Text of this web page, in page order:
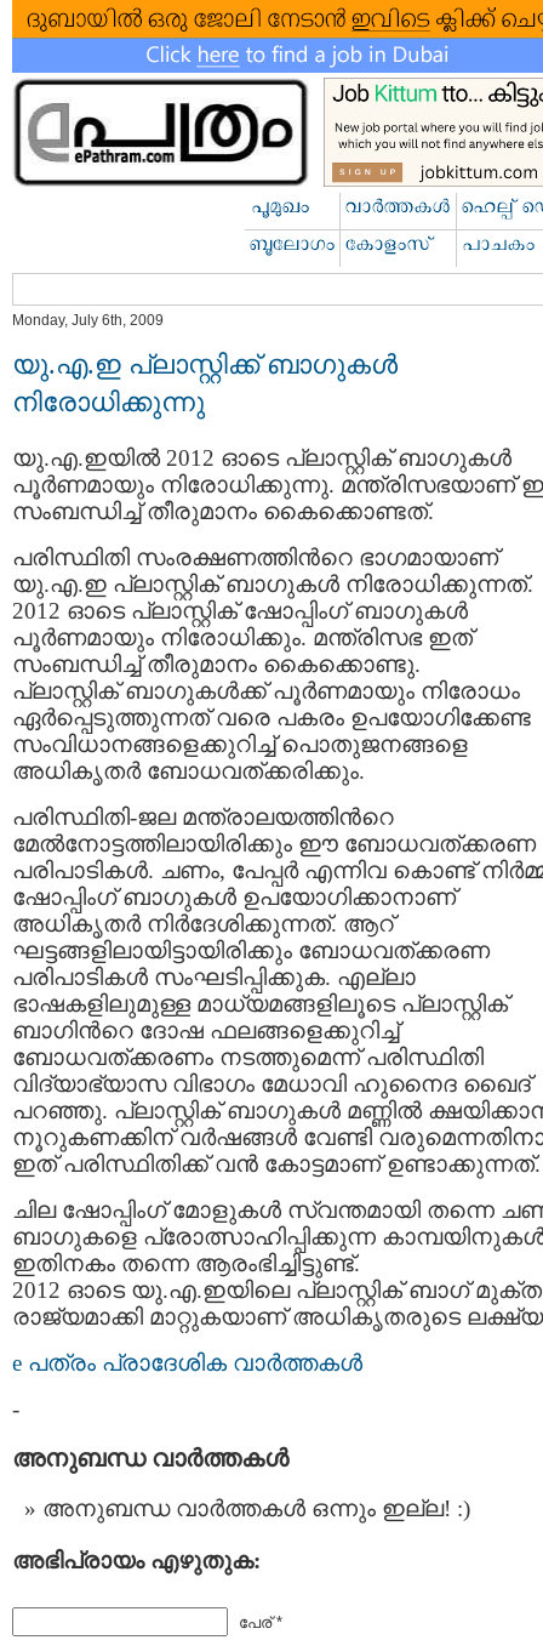
Monday, July 6th, 2009
യു.എ.ഇ പ്ലാസ്റ്റിക്ക് ബാഗുകള്‍
നിരോധിക്കുന്നു
യു.എ.ഇയില്‍ 2012 ഓടെ പ്ലാസ്റ്റിക് ബാഗുകള്‍
പൂര്‍ണമായും നിരോധിക്കുന്നു. മന്ത്രിസഭയാണ്
സംബന്ധിച്ച് തീരുമാനം കൈക്കൊണ്ടത്.
പരിസ്ഥിതി സംരക്ഷണത്തിന്‍റെ ഭാഗമായാണ്
യു.എ.ഇ പ്ലാസ്റ്റിക് ബാഗുകള്‍ നിരോധിക്കുന്നത്.
2012 ഓടെ പ്ലാസ്റ്റിക് ഷോപ്പിംഗ് ബാഗുകള്‍
പൂര്‍ണമായും നിരോധിക്കും. മന്ത്രിസഭ ഇത്
സംബന്ധിച്ച് തീരുമാനം കൈക്കൊണ്ടു.
പ്ലാസ്റ്റിക് ബാഗുകള്‍ക്ക് പൂര്‍ണമായും നിരോധം
ഏര്‍പ്പെടുത്തുന്നത് വരെ പകരം ഉപയോഗിക്കേണ്ട
സംവിധാനങ്ങളെക്കുറിച്ച് പൊതുജനങ്ങളെ
അധികൃതര്‍ ബോധവത്ക്കരിക്കും.
പരിസ്ഥിതി-ജല മന്ത്രാലയത്തിന്‍റെ
മേല്‍നോട്ടത്തിലായിരിക്കും ഈ ബോധവത്ക്കരണ
പരിപാടികള്‍. ചണം, പേപ്പര്‍ എന്നിവ കൊണ്ട്
ഷോപ്പിംഗ് ബാഗുകള്‍ ഉപയോഗിക്കാനാണ്
അധികൃതര്‍ നിര്‍ദേശിക്കുന്നത്. ആറ്
ഘട്ടങ്ങളിലായിട്ടായിരിക്കും ബോധവത്ക്കരണ
പരിപാടികള്‍ സംഘടിപ്പിക്കുക. എല്ലാ
ഭാഷകളിലുമുള്ള മാധ്യമങ്ങളിലൂടെ പ്ലാസ്റ്റിക്
ബാഗിന്‍റെ ദോഷ ഫലങ്ങളെക്കുറിച്ച്
ബോധവത്ക്കരണം നടത്തുമെന്ന് പരിസ്ഥിതി
വിദ്യാഭ്യാസ വിഭാഗം മേധാവി ഹുനൈദ ഖൈദ്
പറഞ്ഞു. പ്ലാസ്റ്റിക് ബാഗുകള്‍ മണ്ണില്‍
നൂറുകണക്കിന് വര്‍ഷങ്ങള്‍ വേണ്ടി
ഇത് പരിസ്ഥിതിക്ക് വന്‍ കോട്ടമാണ് ഉണ്ടാക്കുന്നത്.
ചില ഷോപ്പിംഗ് മോളുകള്‍ സ്വന്തമായി തന്നെ
ബാഗുകളെ പ്രോത്സാഹിപ്പിക്കുന്ന
ഇതിനകം തന്നെ ആരംഭിച്ചിട്ടുണ്ട്.
2012 ഓടെ യു.എ.ഇയിലെ പ്ലാസ്റ്റിക് ബാഗ് മുക്ത
രാജ്യമാക്കി മാറ്റുകയാണ് അധികൃതരുടെ
e പത്രം പ്രാദേശിക വാര്‍ത്തകള്‍
-
അനുബന്ധ വാര്‍ത്തകള്‍
അനുബന്ധ വാര്‍ത്തകള്‍ ഒന്നും ഇല്ല! :)
അഭിപ്രായം എഴുതുക:
പേര് *